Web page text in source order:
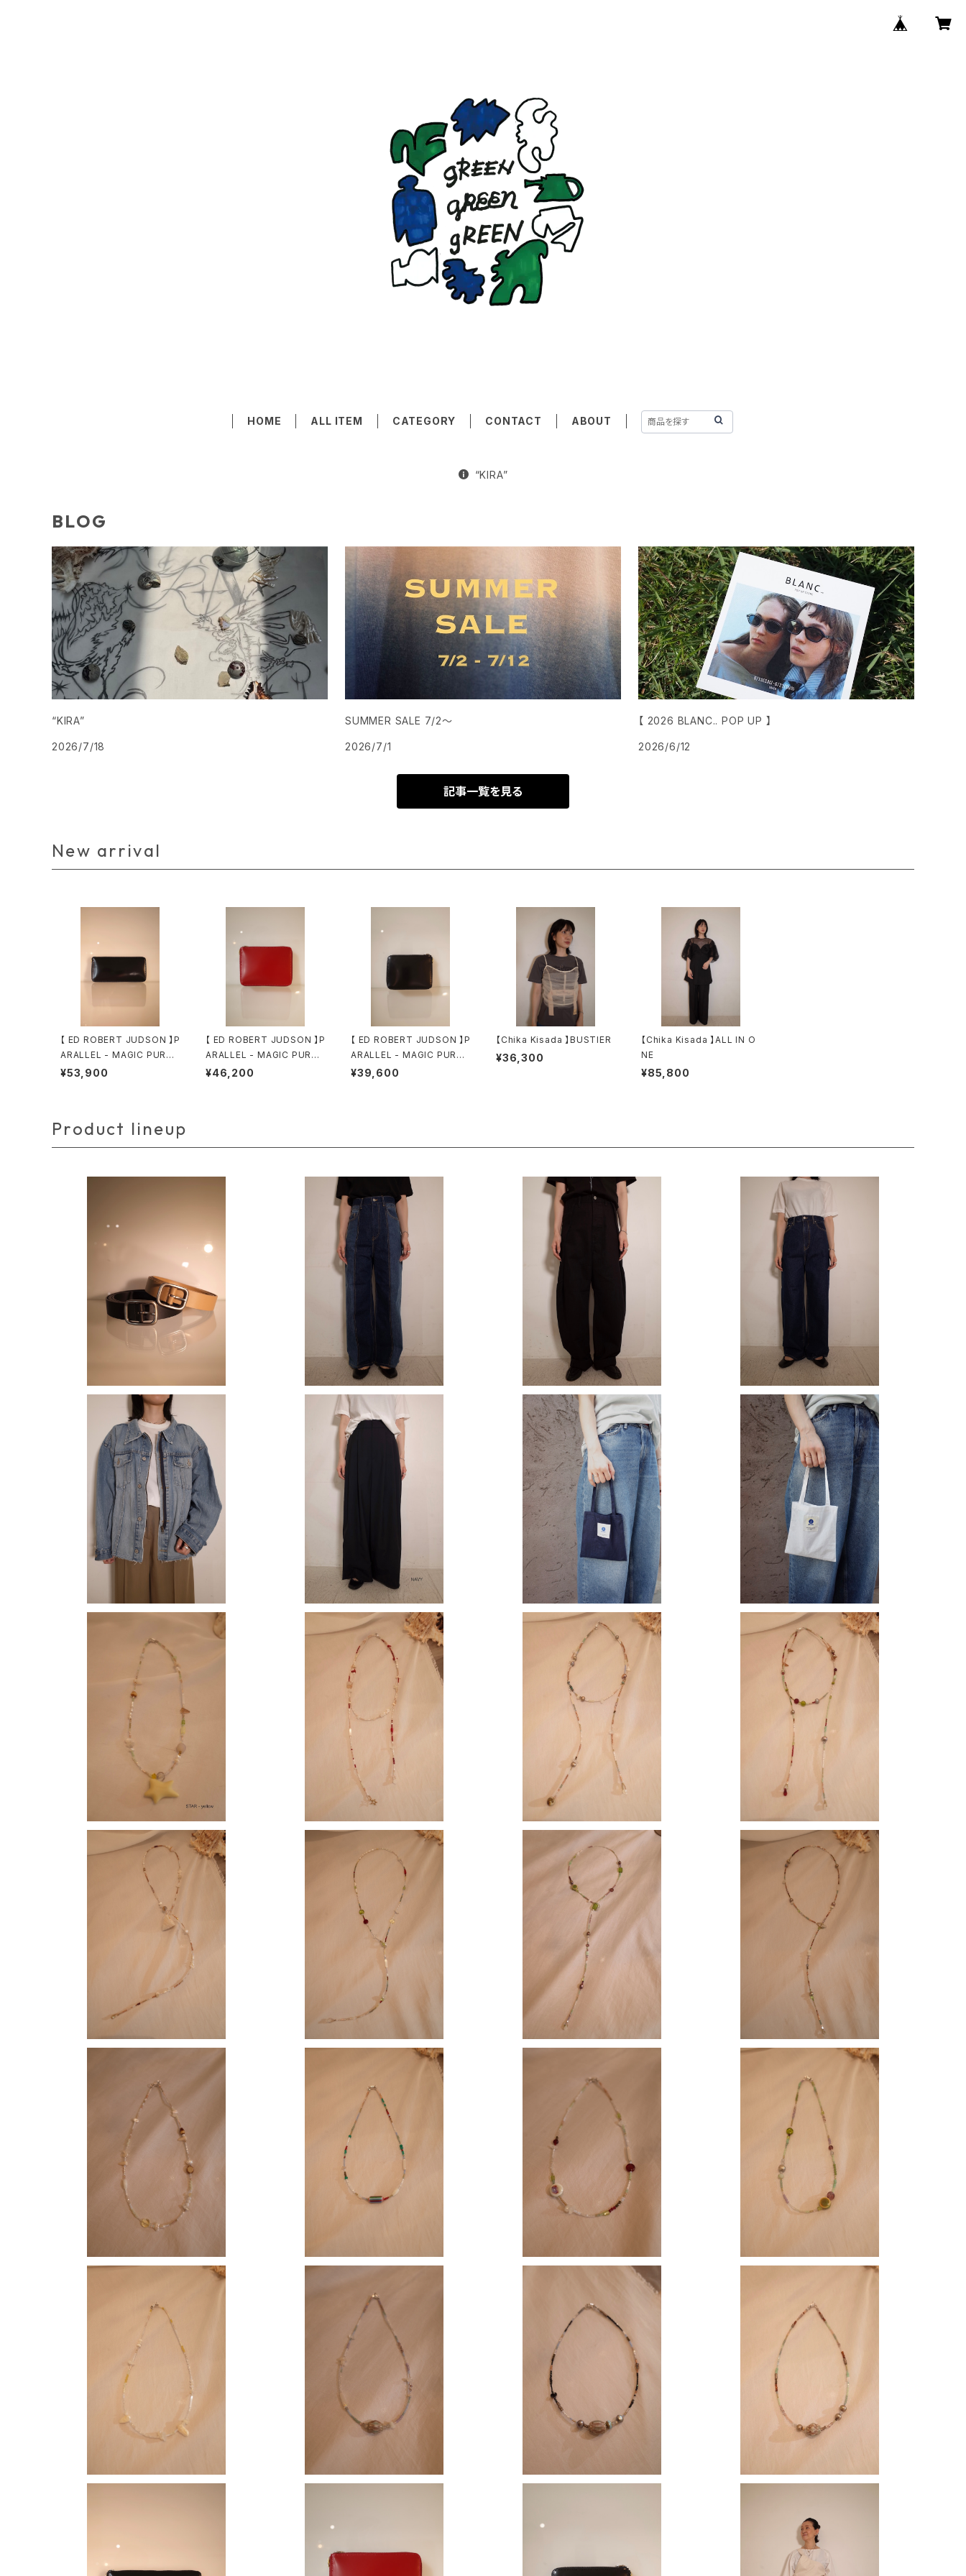
HOME ALL ITEM CATEGORY CONTACT ABOUT
“KIRA”
BLOG
“KIRA”
2026/7/18
SUMMER SALE 7/2〜
2026/7/1
【 2026 BLANC.. POP UP 】
2026/6/12
記事一覧を見る
New arrival
【 ED ROBERT JUDSON 】P
ARALLEL - MAGIC PURSE
/ L CORDOVAN
¥53,900
【 ED ROBERT JUDSON 】P
ARALLEL - MAGIC PURSE
/ M
¥46,200
【 ED ROBERT JUDSON 】P
ARALLEL - MAGIC PURSE
/ S
¥39,600
【Chika Kisada 】BUSTIER
¥36,300
【Chika Kisada 】ALL IN O
NE
¥85,800
Product lineup
【 QUIITO 】 LEATHER BELT
¥18,700
【 QUIITO 】 SIDE CHANGE WIDE D
¥44,000
【 QUIITO 】 BASIC BIG TUCK PT B
K
¥35,200
【 QUIITO 】 BASIC WIDE PT
¥29,700
【 QUIITO 】 ZIP DENIM JK
¥42,900
【ATON 】WOOL TROPICAL | WIDE
EASY PANTS
SOLD OUT
【gREEN original ミニトート】
¥2,000
【gREEN original ミニトート】
¥2,000
【 MOMOKO 】 short necklace T
atsuki Fukamiコラボチャームつき
【 MOMOKO 】 Lariat Choker
¥18,000
【 MOMOKO 】Lariat Choker
¥18,000
【 MOMOKO 】Lariat Choker
¥18,000
【 MOMOKO 】 long necklace
【 MOMOKO 】 long necklace
¥16,000
【 MOMOKO 】 long necklace
¥16,000
【 MOMOKO 】 long necklace
¥16,000
【 MOMOKO 】 short necklace
SOLD OUT
【 MOMOKO 】 short necklace
【 MOMOKO 】 short necklace
【 MOMOKO 】 short necklace
¥13,000
【 MOMOKO 】 short necklace
【 MOMOKO 】 short necklace
【 MOMOKO 】 short necklace
【 MOMOKO 】 short necklace